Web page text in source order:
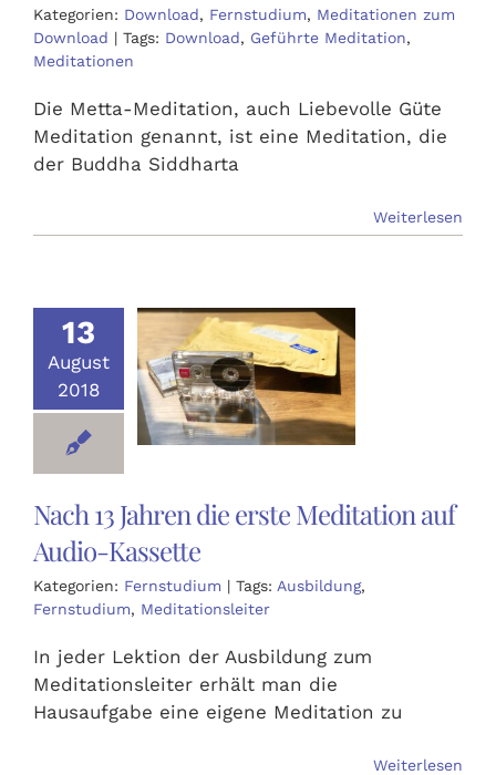
Kategorien: Download, Fernstudium, Meditationen zum
Download | Tags: Download, Geführte Meditation,
Meditationen
Die Metta-Meditation, auch Liebevolle Güte
Meditation genannt, ist eine Meditation, die
der Buddha Siddharta
Weiterlesen
13
August
2018
Nach 13 Jahren die erste Meditation auf
Audio-Kassette
Kategorien: Fernstudium | Tags: Ausbildung,
Fernstudium, Meditationsleiter
In jeder Lektion der Ausbildung zum
Meditationsleiter erhält man die
Hausaufgabe eine eigene Meditation zu
Weiterlesen